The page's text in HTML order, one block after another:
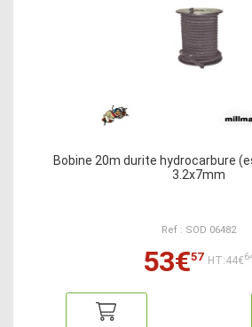
Bobine 20m durite hydrocarbure
3.2x7mm
Ref : SOD 06482
53€57 HT:44€